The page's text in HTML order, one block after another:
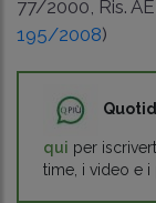
77/2000 Ris.
195/2008)
qui per
time, i video e i